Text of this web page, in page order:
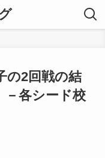
の2回戦の結
各シード校